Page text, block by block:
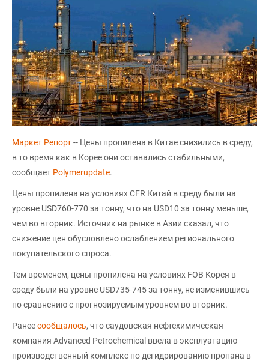
Маркет Репорт-- Цены пропилена в Китае снизились в среду,
в то время как в Корее они оставались стабильными,
сообщает Polymerupdate.
Цены пропилена на условиях CFR Китай в среду были на
уровне USD760-770 за тонну, что на USD10 за тонну меньше,
чем во вторник. Источник на рынке в Азии сказал, что
снижение цен обусловлено ослаблением регионального
покупательского спроса.
Тем временем, цены пропилена на условиях FOB Корея в
среду были на уровне USD735-745 за тонну, не изменившись
по сравнению с прогнозируемым уровнем во вторник.
Ранеесообщалось, что саудовская нефтехимическая
компания Advanced Petrochemical ввела в эксплуатацию
производственный комплекс по дегидрированию пропана в